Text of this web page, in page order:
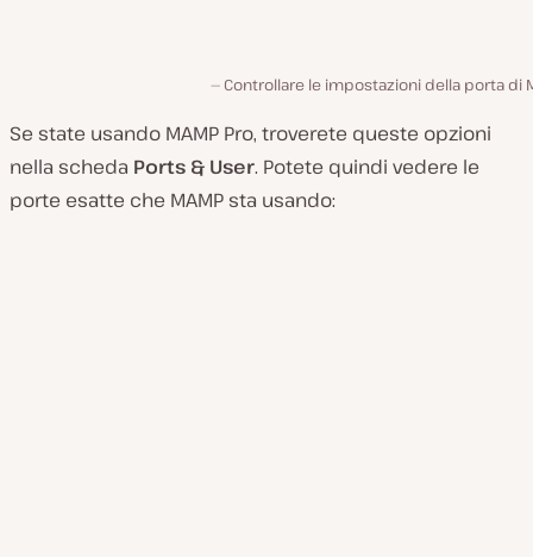
Controllare le impostazioni della porta di
Se state usando MAMP Pro, troverete queste opzioni
nella scheda Ports & User. Potete quindi vedere le
porte esatte che MAMP sta usando: